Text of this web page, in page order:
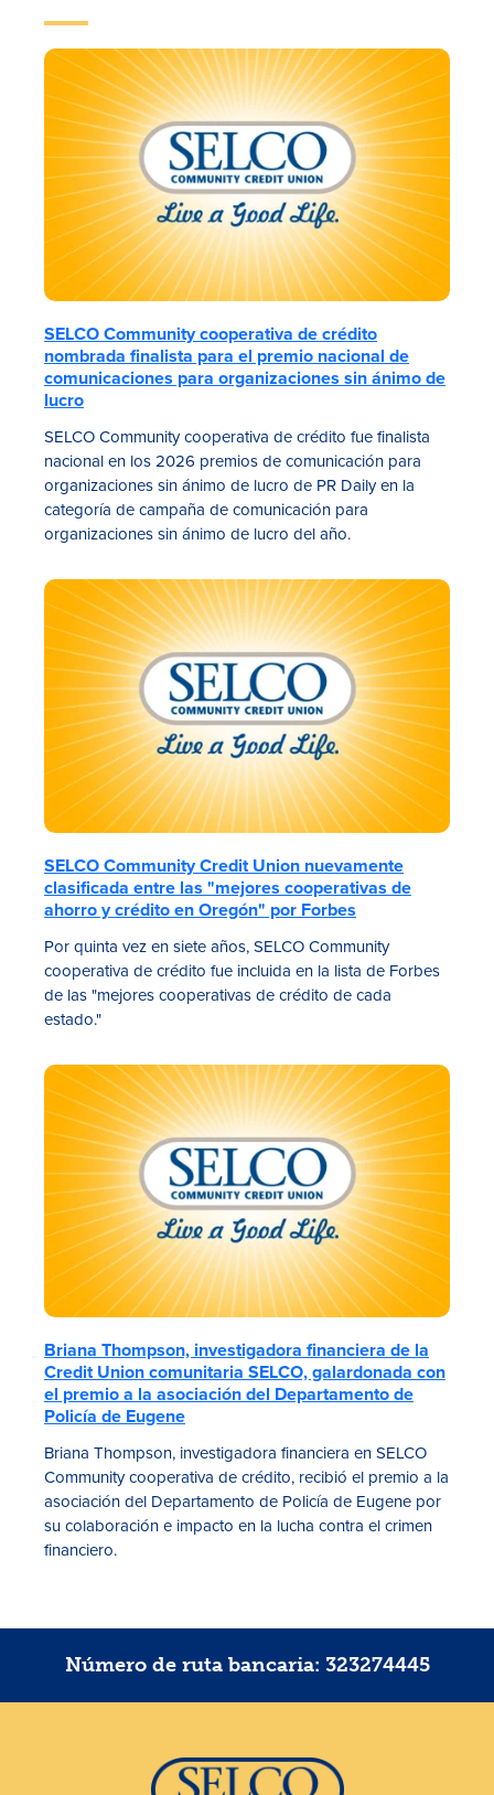
SELCO Community cooperativa de crédito
nombrada finalista para el premio nacional de
comunicaciones para organizaciones sin ánimo de
lucro
SELCO Community cooperativa de crédito fue finalista
nacional en los 2026 premios de comunicación para
organizaciones sin ánimo de lucro de PR Daily en la
categoría de campaña de comunicación para
organizaciones sin ánimo de lucro del año.
SELCO Community Credit Union nuevamente
clasificada entre las "mejores cooperativas de
ahorro y crédito en Oregón" por Forbes
Por quinta vez en siete años, SELCO Community
cooperativa de crédito fue incluida en la lista de Forbes
de las "mejores cooperativas de crédito de cada
estado."
Briana Thompson, investigadora financiera de la
Credit Union comunitaria SELCO, galardonada con
el premio a la asociación del Departamento de
Policía de Eugene
Briana Thompson, investigadora financiera en SELCO
Community cooperativa de crédito, recibió el premio a la
asociación del Departamento de Policía de Eugene por
su colaboración e impacto en la lucha contra el crimen
financiero.
Número de ruta bancaria: 323274445